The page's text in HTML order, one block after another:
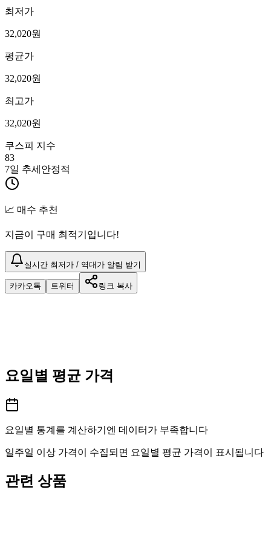
최저가
32,020원
평균가
32,020원
최고가
32,020원
쿠스피 지수
83
7일 추세 안정적
📈 매수 추천
지금이 구매 최적기입니다!
실시간 최저가 / 역대가 알림 받기
카카오톡 트위터 링크 복사
요일별 평균 가격
요일별 통계를 계산하기엔 데이터가 부족합니다
일주일 이상 가격이 수집되면 요일별 평균 가격이 표시됩니다
관련 상품